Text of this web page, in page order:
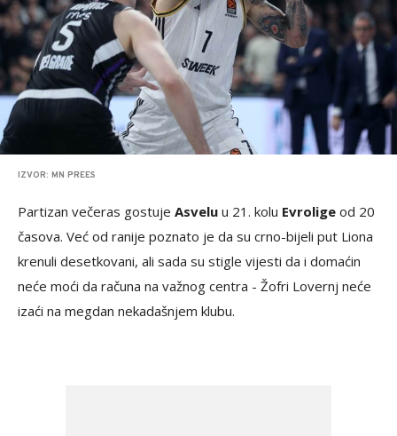
IZVOR: MN PREES
Partizan večeras gostuje Asvelu u 21. kolu Evrolige od 20
časova. Već od ranije poznato je da su crno-bijeli put Liona
krenuli desetkovani, ali sada su stigle vijesti da i domaćin
neće moći da računa na važnog centra - Žofri Lovernj neće
izaći na megdan nekadašnjem klubu.